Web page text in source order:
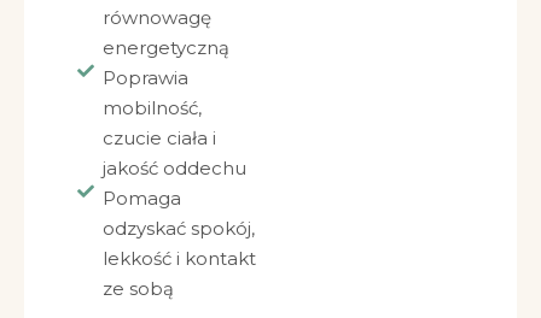
równowagę
energetyczną
Poprawia
mobilność,
czucie ciała i
jakość oddechu
Pomaga
odzyskać spokój,
lekkość i kontakt
ze sobą